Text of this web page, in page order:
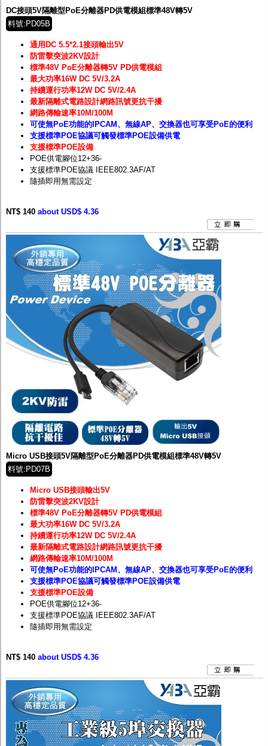
DC接頭5V隔離型PoE分離器PD供電模組標準48V轉5V
料號:PD05B
通用DC 5.5*2.1接頭輸出5V
防雷擊突波2KV設計
標準48V PoE分離器轉5V PD供電模組
最大功率16W DC 5V/3.2A
持續運行功率12W DC 5V/2.4A
最新隔離式電路設計網路訊號更抗干擾
網路傳輸速率10M/100M
可使無PoE功能的IPCAM、無線AP、交換器也可享受PoE的便利
支援標準POE協議可觸發標準POE設備供電
支援標準POE設備
POE供電腳位12+36-
支援標準POE協議 IEEE802.3AF/AT
隨插即用無需設定
NT$ 140 about USD$ 4.36
Micro USB接頭5V隔離型PoE分離器PD供電模組標準48V轉5V
料號:PD07B
Micro USB接頭輸出5V
防雷擊突波2KV設計
標準48V PoE分離器轉5V PD供電模組
最大功率16W DC 5V/3.2A
持續運行功率12W DC 5V/2.4A
最新隔離式電路設計網路訊號更抗干擾
網路傳輸速率10M/100M
可使無PoE功能的IPCAM、無線AP、交換器也可享受PoE的便利
支援標準POE協議可觸發標準POE設備供電
支援標準POE設備
POE供電腳位12+36-
支援標準POE協議 IEEE802.3AF/AT
隨插即用無需設定
NT$ 140 about USD$ 4.36